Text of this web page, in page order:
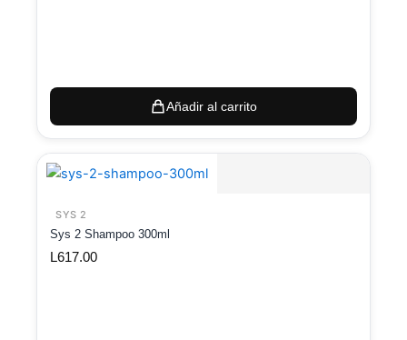
Añadir al carrito
SYS 2
Sys 2 Shampoo 300ml
L617.00